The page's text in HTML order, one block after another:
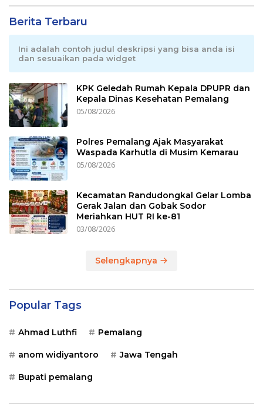
Berita Terbaru
Ini adalah contoh judul deskripsi yang bisa anda isi
dan sesuaikan pada widget
KPK Geledah Rumah Kepala DPUPR dan
Kepala Dinas Kesehatan Pemalang
05/08/2026
Polres Pemalang Ajak Masyarakat
Waspada Karhutla di Musim Kemarau
05/08/2026
Kecamatan Randudongkal Gelar Lomba
Gerak Jalan dan Gobak Sodor
Meriahkan HUT RI ke-81
03/08/2026
Selengkapnya
Popular Tags
Ahmad Luthfi Pemalang
anom widiyantoro Jawa Tengah
Bupati pemalang